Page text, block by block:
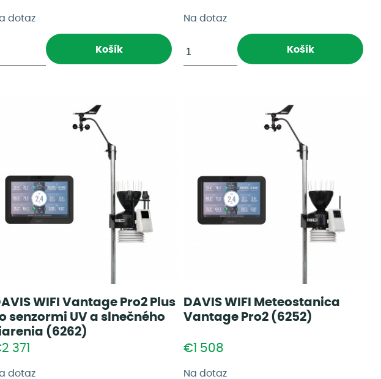
dotaz
Košík
Na dotaz
Košík
WIFI Vantage Pro2 Plus
senzormi UV a slnečného
(6262)
371
dotaz
DAVIS WIFI Meteostanica
Vantage Pro2 (6252)
€1 508
Na dotaz